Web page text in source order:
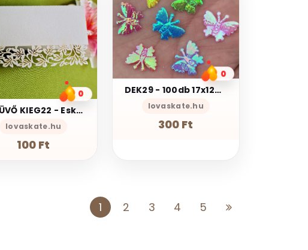
0
ESKÜVŐ KIEG22 - Esküvői ültetőkártya - fehér levél csipke mintás
lovaskate.hu
100 Ft
0
DEK29 - 100db 17x12mm-es színes fényes pillangó lepke
lovaskate.hu
300 Ft
1 2 3 4 5